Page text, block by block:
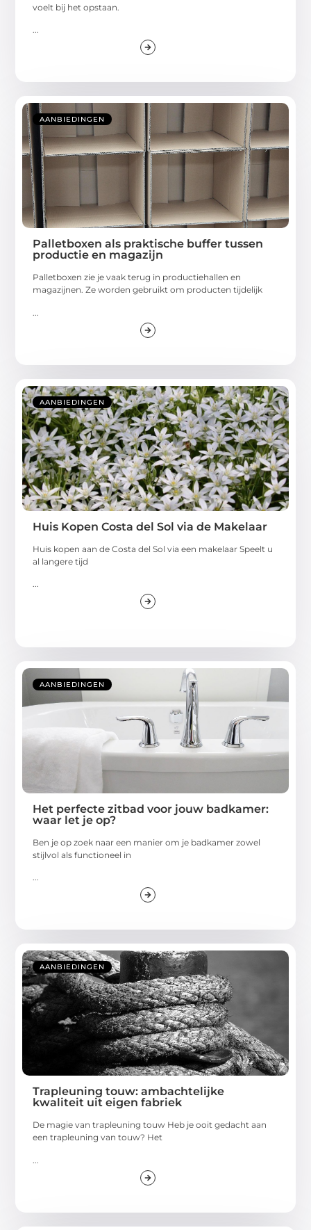
voelt bij het opstaan.
...
AANBIEDINGEN
Palletboxen als praktische buffer tussen
productie en magazijn
Palletboxen zie je vaak terug in productiehallen en
magazijnen. Ze worden gebruikt om producten tijdelijk
AANBIEDINGEN
Huis Kopen Costa del Sol via de Makelaar
Huis kopen aan de Costa del Sol via een makelaar Speelt u
al langere tijd
AANBIEDINGEN
Het perfecte zitbad voor jouw badkamer:
waar let je op?
Ben je op zoek naar een manier om je badkamer zowel
stijlvol als functioneel in
...
AANBIEDINGEN
Trapleuning touw: ambachtelijke
kwaliteit uit eigen fabriek
De magie van trapleuning touw Heb je ooit gedacht aan
een trapleuning van touw? Het